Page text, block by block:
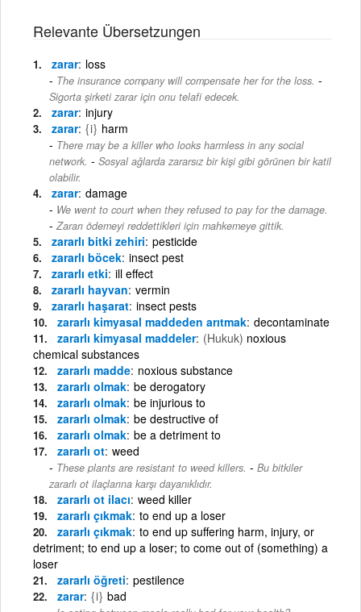
Relevante Übersetzungen
zarar loss
The insurance company will compensate her for the loss. -
Sigorta şirketi zarar için onu telafi edecek.
zarar injury
zarar {i} harm
There may be a killer who looks harmless in any social
network. - Sosyal ağlarda zararsız bir kişi gibi görünen bir katil
olabilir.
zarar damage
We went to court when they refused to pay for the damage.
- Zararı ödemeyi reddettikleri için mahkemeye gittik.
zararlı bitki zehiri pesticide
zararlı böcek insect pest
zararlı etki ill effect
zararlı hayvan vermin
zararlı haşarat insect pests
zararlı kimyasal maddeden arıtmak decontaminate
zararlı kimyasal maddeler (Hukuk) noxious
chemical substances
zararlı madde noxious substance
zararlı olmak be derogatory
zararlı olmak be injurious to
zararlı olmak be destructive of
zararlı olmak be a detriment to
zararlı ot weed
These plants are resistant to weed killers. - Bu bitkiler
zararlı ot ilaçlarına karşı dayanıklıdır.
zararlı ot ilacı weed killer
zararlı çıkmak to end up a loser
zararlı çıkmak to end up suffering harm, injury, or
detriment; to end up a loser; to come out of (something) a
loser
zararlı öğreti pestilence
zarar {i} bad